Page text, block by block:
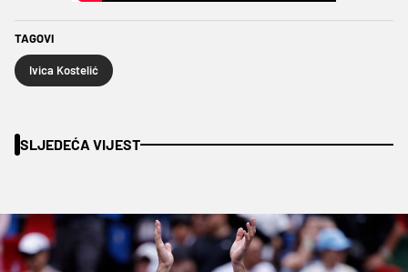
TAGOVI
Ivica Kostelić
SLJEDEĆA VIJEST